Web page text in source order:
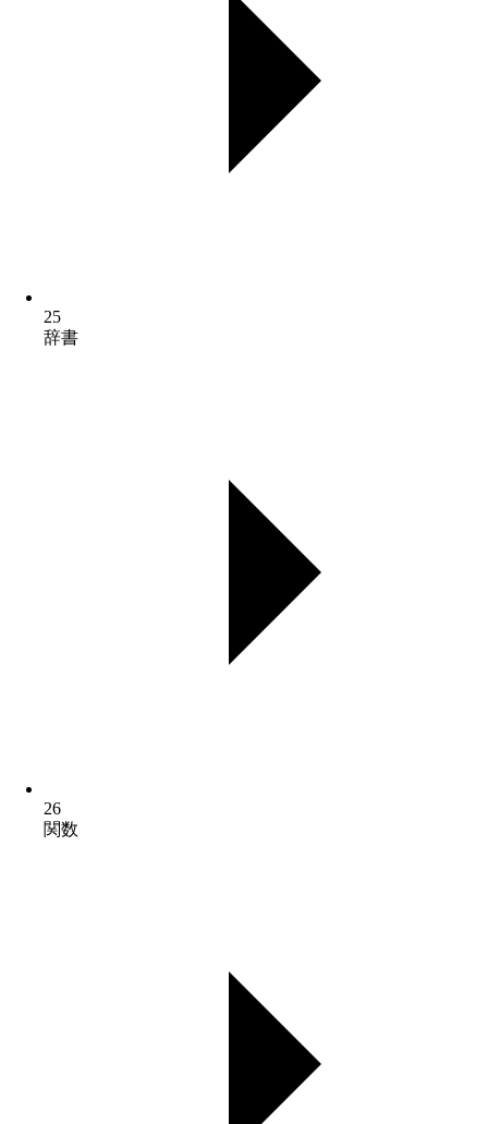
25
辞書
26
関数